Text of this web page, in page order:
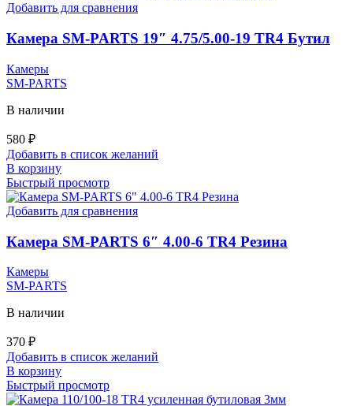
Добавить для сравнения
Камера SM-PARTS 19″ 4.75/5.00-19 TR4 Бутил
Камеры
SM-PARTS
В наличии
580 ₽
Добавить в список желаний
В корзину
Быстрый просмотр
Добавить для сравнения
Камера SM-PARTS 6″ 4.00-6 TR4 Резина
Камеры
SM-PARTS
В наличии
370 ₽
Добавить в список желаний
В корзину
Быстрый просмотр